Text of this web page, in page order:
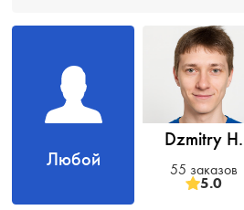
Любой
Dzmitry H.
55 заказов
5.0